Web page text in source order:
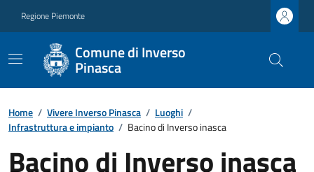
Regione Piemonte
Comune di Inverso
Pinasca
Home / Vivere Inverso Pinasca / Luoghi /
Infrastruttura e impianto / Bacino di Inverso inasca
Bacino di Inverso inasca